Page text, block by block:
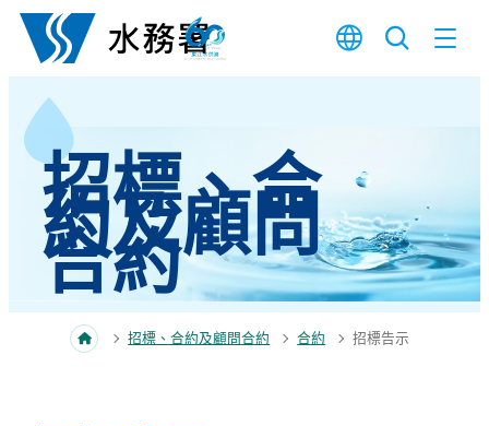
跳至內容
招標、合
約及顧問
合約
招標、合約及顧問合約 合約 招標告示